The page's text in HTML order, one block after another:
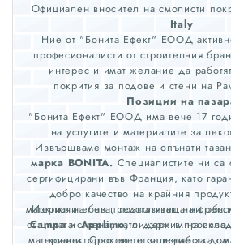
Официален вносител на смолисти
Italy
Ние от "Бонита Ефект" ЕООД
професионалисти от строителния
интерес и имат желание да
покрития за подове и стени на
Позиции на
"Бонита Ефект" ЕООД има вече 17
на услугите и материалите за
Извършваме монтаж на опънати
марка BONITA. Специалистите ни са
сертифицирани във Франция, като
добро качество на крайния
материална база, позволяваща ни
от цялата страна, като държим на
материали. Сроковете за изработка
Изключителен представител на
Campa и Applimo,лидери в
конвекторно ел. отопление за